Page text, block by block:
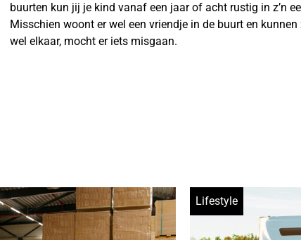
buurten kun jij je kind vanaf een jaar of acht rustig in z’n
Misschien woont er wel een vriendje in de buurt en
wel elkaar, mocht er iets misgaan.
Lifestyle